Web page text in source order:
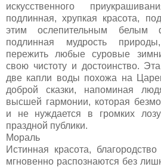
искусственного
подлинная, хрупкая красота,
этим ослепительным белым
подлинная мудрость
пережить любые суровые
свою чистоту и достоинство.
две капли воды похожа на
доброй сказки, напоминая
высшей гармонии, которая
и не нуждается в громких
праздной публики.
Мораль
Истинная красота,
мгновенно распознаются без